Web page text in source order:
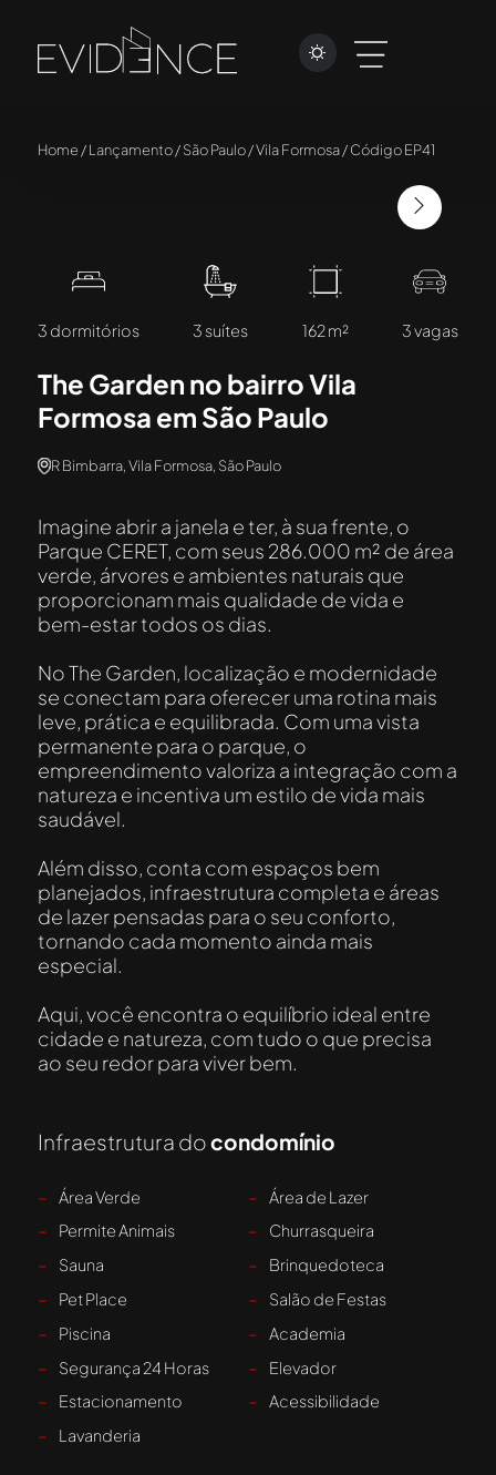
Home / Lançamento / São Paulo / Vila Formosa / Código EP41
3 dormitórios 3 suítes 162 m² 3 vagas
The Garden no bairro Vila
Formosa em São Paulo
R Bimbarra, Vila Formosa, São Paulo
Imagine abrir a janela e ter, à sua frente, o
Parque CERET, com seus 286.000 m² de área
verde, árvores e ambientes naturais que
proporcionam mais qualidade de vida e
bem-estar todos os dias.
No The Garden, localização e modernidade
se conectam para oferecer uma rotina mais
leve, prática e equilibrada. Com uma vista
permanente para o parque, o
empreendimento valoriza a integração com a
natureza e incentiva um estilo de vida mais
saudável.
Além disso, conta com espaços bem
planejados, infraestrutura completa e áreas
de lazer pensadas para o seu conforto,
tornando cada momento ainda mais
especial.
Aqui, você encontra o equilíbrio ideal entre
cidade e natureza, com tudo o que precisa
ao seu redor para viver bem.
Infraestrutura docondomínio
- Área Verde -
Área de Lazer
-
Permite Animais -
Churrasqueira
-
Sauna -
Brinquedoteca
-
Pet Place -
Salão de Festas
-
Piscina -
Academia
-
Segurança 24 Horas -
Elevador
-
Estacionamento -
Acessibilidade
-
Lavanderia